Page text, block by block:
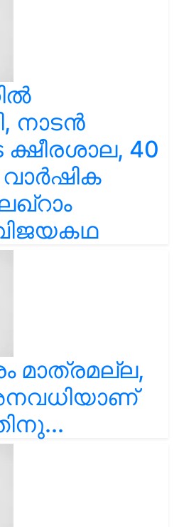
നാടൻ
40
മാത്രമല്ല,